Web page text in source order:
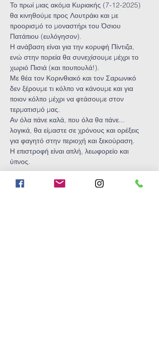
Το πρωί μιας ακόμα Κυριακής (7-12-2025)
θα κινηθούμε προς Λουτράκι και με
προορισμό το μοναστήρι του Όσιου
Πατάπιου (ευλόγησον).
Η ανάβαση είναι για την κορυφή Πίντιζα,
ενώ στην πορεία θα συνεχίσουμε μέχρι το
χωριό Πισιά (και πουπουλά!).
Με θέα τον Κορινθιακό και τον Σαρωνικό
δεν ξέρουμε τι κόλπο να κάνουμε και για
ποιον κόλπο μέχρι να φτάσουμε στον
τερματισμό μας.
Αν όλα πάνε καλά, που όλα θα πάνε...
λογικά, θα είμαστε σε χρόνους και ορέξεις
για φαγητό στην περιοχή και ξεκούραση.
Η επιστροφή είναι απλή, λεωφορείο και
ύπνος.
Ώρα συνάντησης: 7:15 πμ